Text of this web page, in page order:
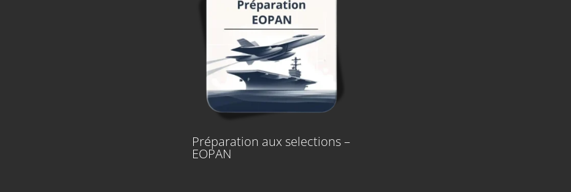
Préparation aux selections –
EOPAN